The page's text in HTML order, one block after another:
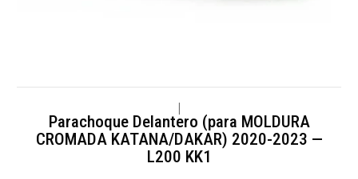
Parachoque Delantero (para MOLDURA
CROMADA KATANA/DAKAR) 2020-2023 —
L200 KK1